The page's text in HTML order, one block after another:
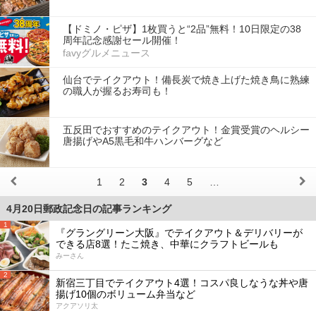
【ドミノ・ピザ】1枚買うと“2品”無料！10日限定の38
周年記念感謝セール開催！
favyグルメニュース
仙台でテイクアウト！備長炭で焼き上げた焼き鳥に熟練
の職人が握るお寿司も！
五反田でおすすめのテイクアウト！金賞受賞のヘルシー
唐揚げやA5黒毛和牛ハンバーグなど
1 2 3 4 5
4月20日郵政記念日の記事ランキング
1
『グラングリーン大阪』でテイクアウト＆デリバリーが
できる店8選！たこ焼き、中華にクラフトビールも
みーさん
2
新宿三丁目でテイクアウト4選！コスパ良しなうな丼や唐
揚げ10個のボリューム弁当など
アクアソリ太